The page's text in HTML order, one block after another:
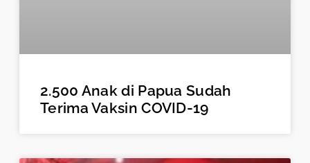
2.500 Anak di Papua Sudah
Terima Vaksin COVID-19